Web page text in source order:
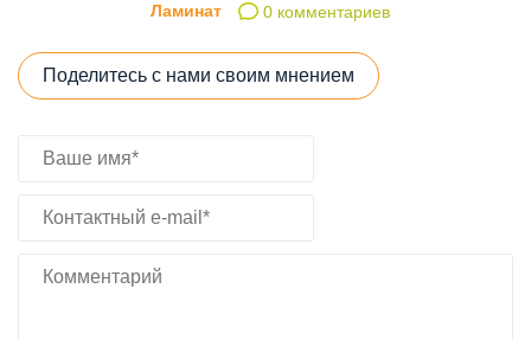
Ламинат 0 комментариев
Поделитесь с нами своим мнением